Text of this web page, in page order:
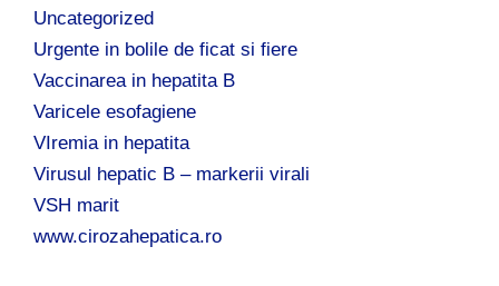
Uncategorized
Urgente in bolile de ficat si fiere
Vaccinarea in hepatita B
Varicele esofagiene
VIremia in hepatita
Virusul hepatic B – markerii virali
VSH marit
www.cirozahepatica.ro